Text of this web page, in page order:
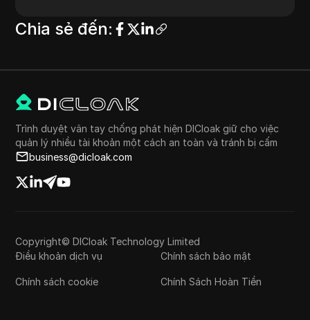
Chia sẻ đến:
Trình duyệt vân tay chống phát hiện DICloak giữ cho việc
quản lý nhiều tài khoản một cách an toàn và tránh bị cấm
business@dicloak.com
Copyright© DICloak Technology Limited
Điều khoản dịch vụ
Chính sách bảo mật
Chính sách cookie Chính Sách Hoàn Tiền